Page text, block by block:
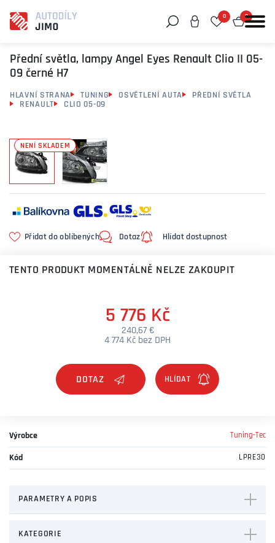
0 0
Přední světla, lampy Angel Eyes Renault Clio II 05-
09 černé H7
HLAVNÍ STRANA TUNING OSVĚTLENÍ AUTA
PŘEDNÍ SVĚTLA
RENAULT
CLIO 05-09
NENÍ SKLADEM
Přidat do oblíbených Dotaz Hlídat dostupnost
TENTO PRODUKT MOMENTÁLNĚ NELZE ZAKOUPIT
5 776 Kč
240,67 €
4 774 Kč bez DPH
DOTAZ
Výrobce Tuning-Tec
Kód LPRE30
PARAMETRY A POPIS
KATEGORIE
Můžeme vám pomoci něco najít?